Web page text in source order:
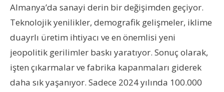
Almanya’da sanayi derin bir değişimden geçiyor.
Teknolojik yenilikler, demografik gelişmeler, iklime
duayrlı üretim ihtiyacı ve en önemlisi yeni
jeopolitik gerilimler baskı yaratıyor. Sonuç olarak,
işten çıkarmalar ve fabrika kapanmaları giderek
daha sık yaşanıyor. Sadece 2024 yılında 100.000